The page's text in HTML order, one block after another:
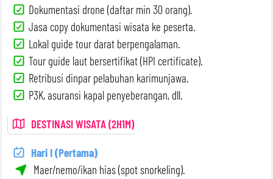
Dokumentasi drone (daftar min 30 orang).
Jasa copy dokumentasi wisata ke peserta.
Lokal guide tour darat berpengalaman.
Tour guide laut bersertifikat (HPI certificate).
Retribusi dinpar pelabuhan karimunjawa.
P3K, asuransi kapal penyeberangan, dll.
DESTINASI WISATA (2H1M)
Hari I (Pertama)
Maer/nemo/ikan hias (spot snorkeling).